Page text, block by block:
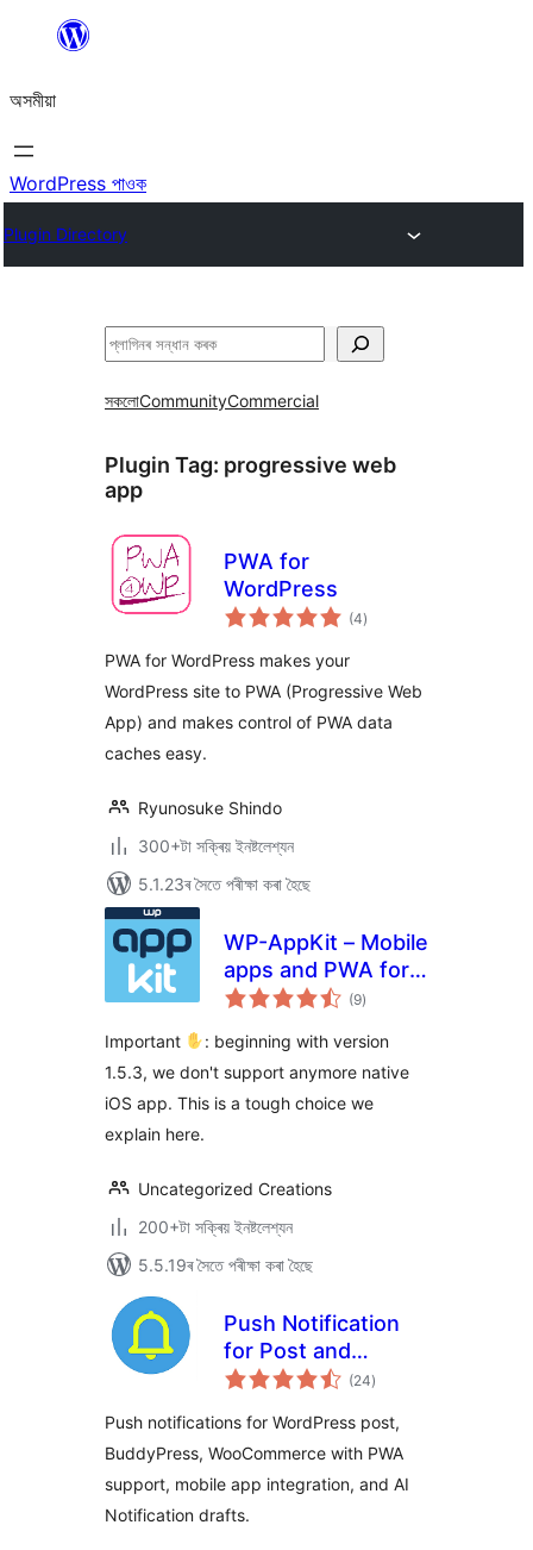
বিষয়বস্তুলৈ
যাওক
অসমীয়া
WordPress পাওক
Plugin Directory
সন্ধান
সকলোCommunityCommercial
Plugin Tag: progressive web
app
PWA for
WordPress
(4টা
মুঠ)
PWA for WordPress makes your
WordPress site to PWA (Progressive Web
App) and makes control of PWA data
caches easy.
Ryunosuke Shindo
300+টা সক্ৰিয় ইনষ্টলেশ্যন
5.1.23ৰ সৈতে পৰীক্ষা কৰা হৈছে
WP-AppKit – Mobile
apps and PWA for
WordPress
(9টা
মুঠ)
Important
: beginning with version
1.5.3, we don't support anymore native
iOS app. This is a tough choice we
explain here.
Uncategorized Creations
200+টা সক্ৰিয় ইনষ্টলেশ্যন
5.5.19ৰ সৈতে পৰীক্ষা কৰা হৈছে
Push Notification
for Post and
BuddyPress (24টা
মুঠ)
Push notifications for WordPress post,
BuddyPress, WooCommerce with PWA
support, mobile app integration, and AI
Notification drafts.